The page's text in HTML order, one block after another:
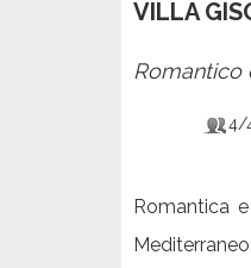
VILLA
Romantico
4/
Romantica